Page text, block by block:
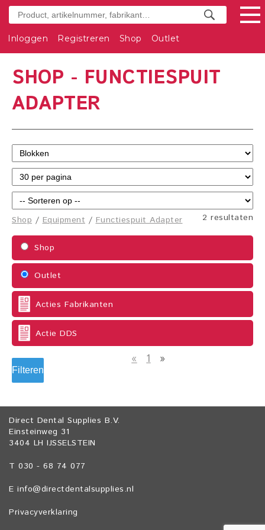
Inloggen Registreren Shop Outlet
SHOP - FUNCTIESPUIT
ADAPTER
2 resultaten
Shop /Equipment /Functiespuit Adapter
Shop
Outlet
Acties Fabrikanten
Actie DDS
Filteren
« 1 »
Direct Dental Supplies B.V.
Einsteinweg 31
3404 LH IJSSELSTEIN
T 030 - 68 74 077
E info@directdentalsupplies.nl
Privacyverklaring